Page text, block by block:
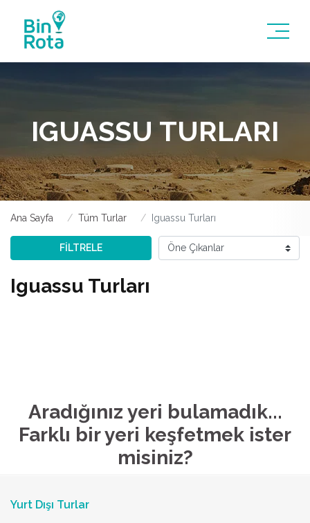
IGUASSU TURLARI
Ana Sayfa Tüm Turlar Iguassu Turları
FİLTRELE
Iguassu Turları
Aradığınız yeri bulamadık...
Farklı bir yeri keşfetmek ister
misiniz?
Yurt Dışı Turlar